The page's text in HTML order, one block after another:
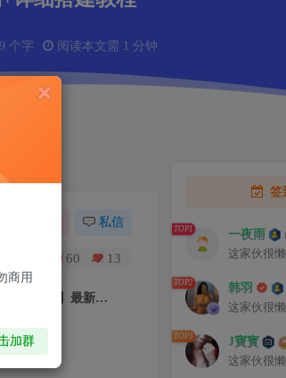
个字 阅读本文需 1 分钟
私信
60 13
3DMMORPG端游【新武林外传401柔情复古100级强天位版】最新整理单机一键即玩镜像端+Linux手工服务端+GM工具+网页注册+PC客户端+详细搭建教程
签
TOP1 一夜雨
TOP2 韩羽
TOP3 J寶寳
商用
加群